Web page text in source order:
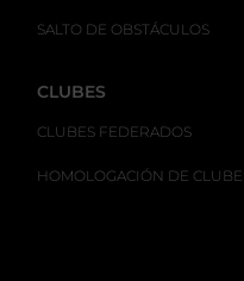
SALTO DE OBSTÁCULOS
CLUBES
CLUBES FEDERADOS
HOMOLOGACIÓN DE